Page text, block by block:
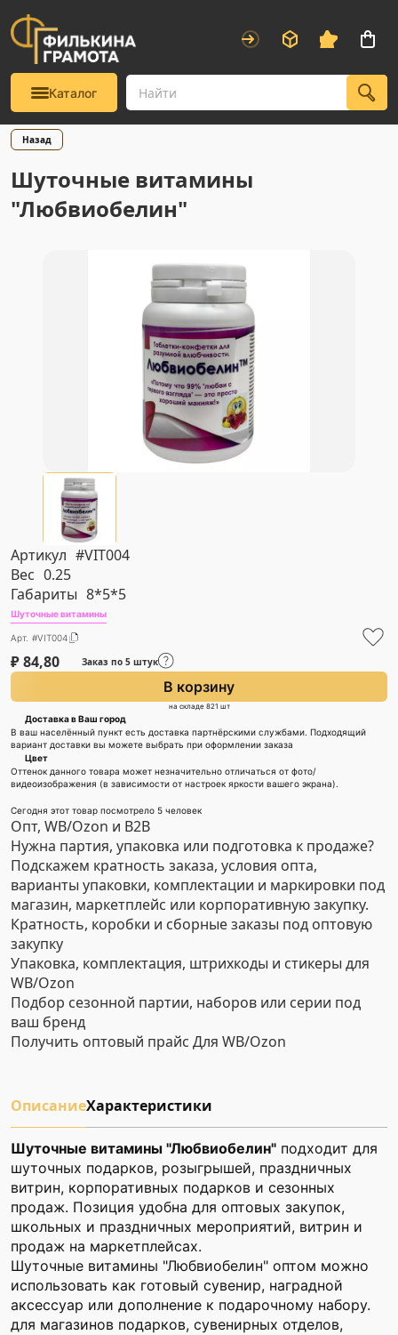
Каталог
Назад
Шуточные витамины
"Любвиобелин"
Артикул #VIT004
Вес 0.25
Габариты 8*5*5
Шуточные витамины
Арт. #VIT004
₽84,80 Заказ по 5 штук
В корзину
на складе 821 шт
Доставка в Ваш город
В ваш населённый пункт есть доставка партнёрскими службами. Подходящий
вариант доставки вы можете выбрать при оформлении заказа
Цвет
Оттенок данного товара может незначительно отличаться от фото/
видеоизображения (в зависимости от настроек яркости вашего экрана).
Сегодня этот товар посмотрело 5 человек
Опт, WB/Ozon и B2B
Нужна партия, упаковка или подготовка к продаже?
Подскажем кратность заказа, условия опта,
варианты упаковки, комплектации и маркировки под
магазин, маркетплейс или корпоративную закупку.
Кратность, коробки и сборные заказы под оптовую
закупку
Упаковка, комплектация, штрихкоды и стикеры для
WB/Ozon
Подбор сезонной партии, наборов или серии под
ваш бренд
Получить оптовый прайс Для WB/Ozon
ОписаниеХарактеристики
Шуточные витамины "Любвиобелин" подходит для
шуточных подарков, розыгрышей, праздничных
витрин, корпоративных подарков и сезонных
продаж. Позиция удобна для оптовых закупок,
школьных и праздничных мероприятий, витрин и
продаж на маркетплейсах.
Шуточные витамины "Любвиобелин" оптом можно
использовать как готовый сувенир, наградной
аксессуар или дополнение к подарочному набору.
для магазинов подарков, сувенирных отделов,